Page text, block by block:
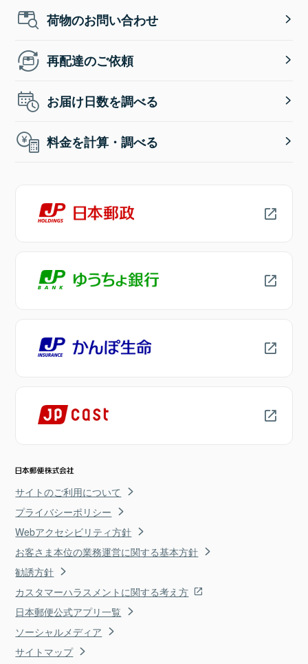
荷物のお問い合わせ
再配達のご依頼
お届け日数を調べる
料金を計算・調べる
サイトのご利用について
プライバシーポリシー
Webアクセシビリティ方針
お客さま本位の業務運営に関する基本方針
勧誘方針
カスタマーハラスメントに関する考え方
日本郵便公式アプリ一覧
ソーシャルメディア
サイトマップ